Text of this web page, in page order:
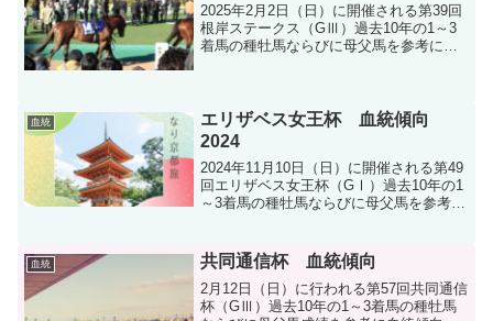
2025年2月2日（日）に開催される第39回
根岸ステークス（GⅢ）過去10年の1～3
着馬の種牡馬ならびに母父馬を参考に血
血統
エリザベス女王杯 血統傾向
2024
2024年11月10日（日）に開催される第49
回エリザベス女王杯（GⅠ）過去10年の1
～3着馬の種牡馬ならびに母父馬を参考に
血統 共同通信杯 血統傾向
2月12日（日）に行われる第57回共同通信
杯（GⅢ）過去10年の1～3着馬の種牡馬